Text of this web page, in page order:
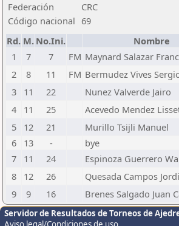
Federación
CRC
Código nacional 69
Rd. M. No.Ini. Nombre
1
7 7 FM Maynard Salazar
2
8 11 FM Bermudez Vives
3
11 22 Nunez Valverde Jairo
4
11 25 Acevedo Mendez
5
12 21 Murillo Tsijli Manuel
6
13 - bye
7
11 24 Espinoza Guerrero
8
12 26 Quesada Campos
9
9 16 Brenes Salgado Juan
Servidor de Resultados de Torneos de